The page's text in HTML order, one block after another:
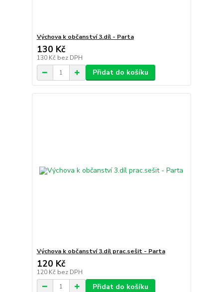
Výchova k občanství 3.díl - Parta
130 Kč
130 Kč bez DPH
Přidat do košíku
Výchova k občanství 3.díl prac.sešit - Parta
120 Kč
120 Kč bez DPH
Přidat do košíku